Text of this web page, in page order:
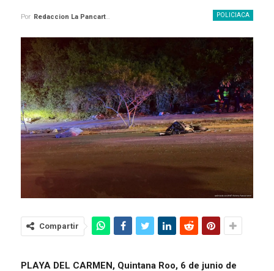
POLICIACA
Por Redaccion La Pancarta De Quintana Roo
Compartir
PLAYA DEL CARMEN, Quintana Roo, 6 de junio de